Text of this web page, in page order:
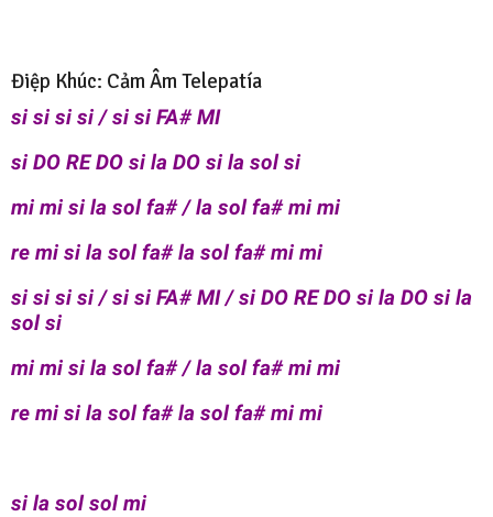
Điệp Khúc: Cảm Âm Telepatía
si si si si / si si FA# MI
si DO RE DO si la DO si la sol si
mi mi si la sol fa# / la sol fa# mi mi
re mi si la sol fa# la sol fa# mi mi
si si si si / si si FA# MI / si DO RE DO si la DO si la
sol si
mi mi si la sol fa# / la sol fa# mi mi
re mi si la sol fa# la sol fa# mi mi
si la sol sol mi